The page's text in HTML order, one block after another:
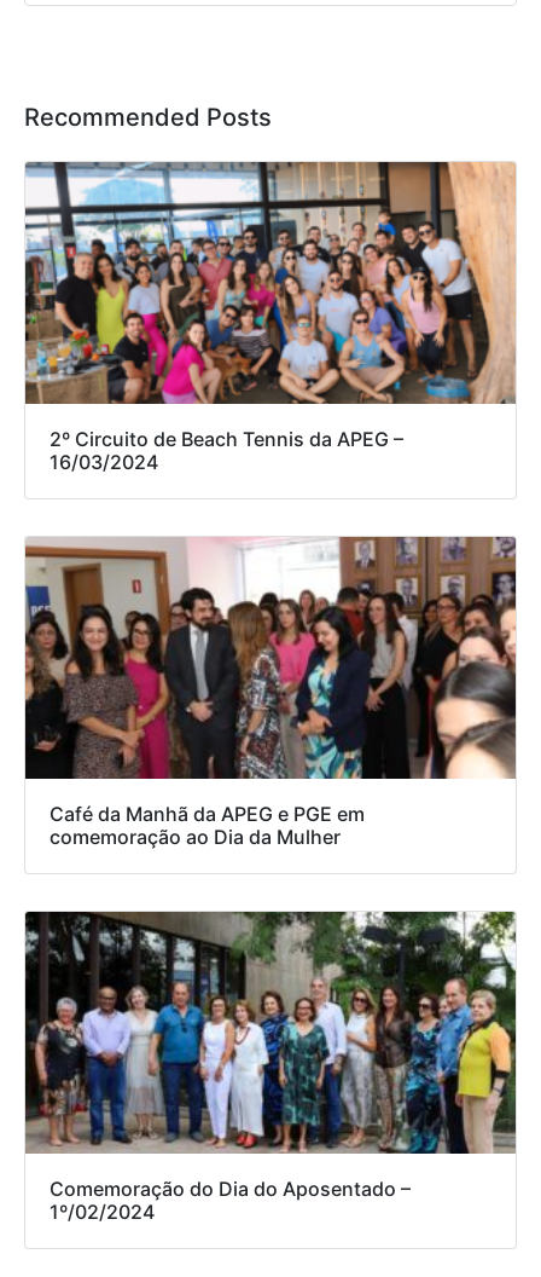
Recommended Posts
2º Circuito de Beach Tennis da APEG –
16/03/2024
Café da Manhã da APEG e PGE em
comemoração ao Dia da Mulher
Comemoração do Dia do Aposentado –
1º/02/2024